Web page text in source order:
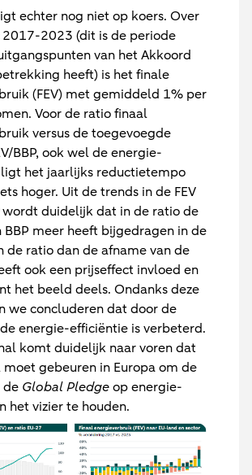
echter nog niet op koers. Over
2023 (dit is de periode
van het Akkoord
heeft) is het finale
(FEV) met gemiddeld 1% per
Voor de ratio finaal
versus de toegevoegde
BBP, ook wel de energie-
het jaarlijks reductietempo
hoger. Uit de trends in de FEV
wordt duidelijk dat in de ratio de
BBP meer heeft bijgedragen in de
de ratio dan de afname van de
ook een prijseffect invloed en
het beeld deels. Ondanks deze
we concluderen dat door de
energie-efficiëntie is verbeterd.
komt duidelijk naar voren dat
gebeuren in Europa om de
de Global Pledgeop energie-
het vizier te houden.